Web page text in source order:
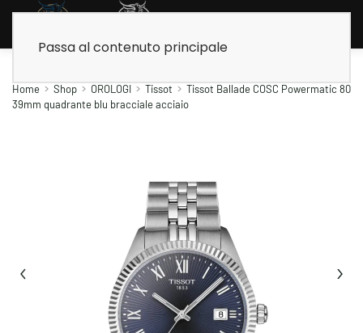
Passa al contenuto principale
Home Shop OROLOGI Tissot
Tissot Ballade COSC Powermatic 80
39mm quadrante blu bracciale acciaio